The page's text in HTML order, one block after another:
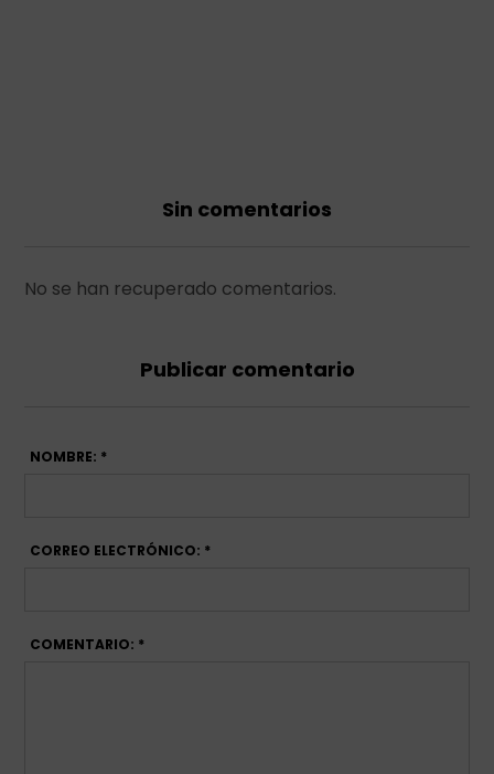
Sin comentarios
No se han recuperado comentarios.
Publicar comentario
NOMBRE: *
CORREO ELECTRÓNICO: *
COMENTARIO: *